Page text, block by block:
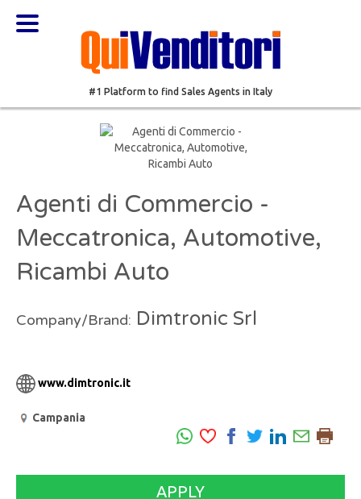
#1 Platform to find Sales Agents in Italy
Agenti di Commercio -
Meccatronica, Automotive,
Ricambi Auto
Company/Brand: Dimtronic Srl
www.dimtronic.it
Campania
APPLY